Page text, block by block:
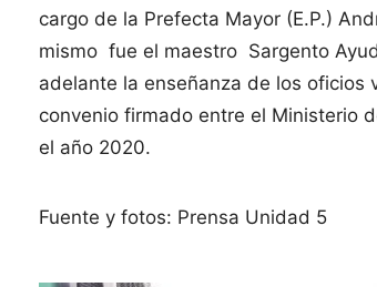
cargo de la Prefecta Mayor (E.P.)
mismo fue el maestro Sargento
adelante la enseñanza de los oficios
convenio firmado entre el Ministerio
el año 2020.
Fuente y fotos: Prensa Unidad 5